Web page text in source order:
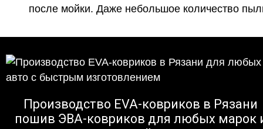
после мойки. Даже небольшое количество
Производство EVA-ковриков в Рязани
пошив ЭВА-ковриков для любых марок